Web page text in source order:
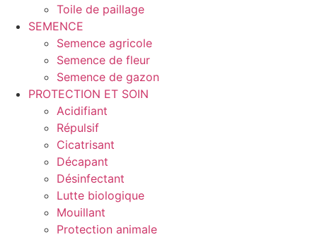
Toile de paillage
SEMENCE
Semence agricole
Semence de fleur
Semence de gazon
PROTECTION ET SOIN
Acidifiant
Répulsif
Cicatrisant
Décapant
Désinfectant
Lutte biologique
Mouillant
Protection animale